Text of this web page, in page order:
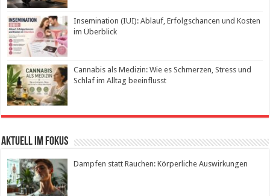
Insemination (IUI): Ablauf, Erfolgschancen und Kosten
im Überblick
Cannabis als Medizin: Wie es Schmerzen, Stress und
Schlaf im Alltag beeinflusst
Aktuell im Fokus
Dampfen statt Rauchen: Körperliche Auswirkungen